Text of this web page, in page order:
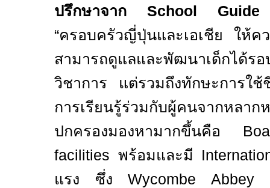
ปรึกษาจาก School Guide
“ครอบครัวญี่ปุ่นและเอเชีย ให้ค
สามารถดูแลและพัฒนาเด็กได้ร
วิชาการ แต่รวมถึงทักษะการใ
การเรียนรู้ร่วมกับผู้คนจากหลา
ปกครองมองหามากขึ้นคือ
facilities พร้อมและมี
แรง ซึ่งWycombe Abbey